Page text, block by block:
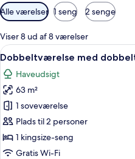
Tilgængelige
filtre
for
værelser
Alle værelser 1 seng 2 senge
Viser 8 ud af 8 værelser
Indlæs
alle
billeder
af
Dobbeltværelse
med
dobbeltseng
eller
6
Dobbeltværelse med
Haveudsigt
63 m²
1 soveværelse
Plads til 2 personer
1 kingsize-seng
Gratis Wi-Fi